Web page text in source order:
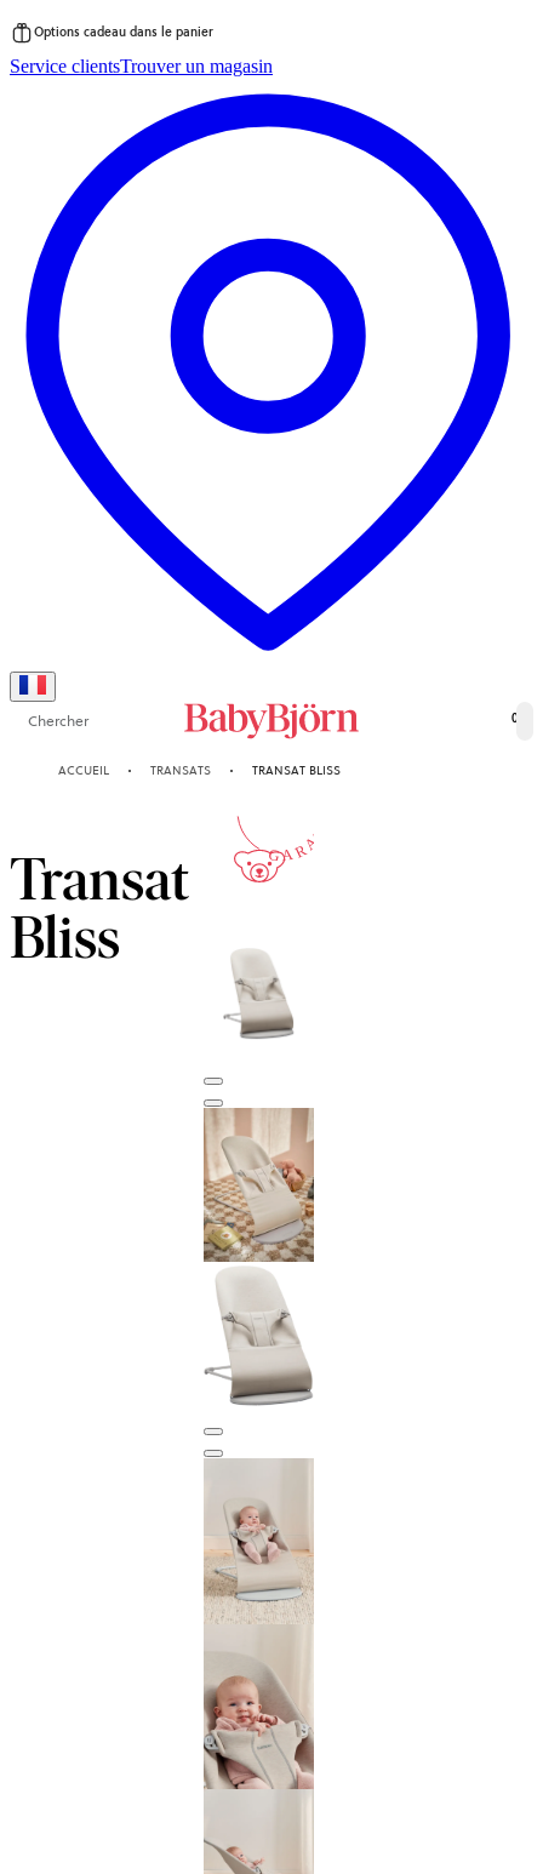
au
Options cadeau dans le panier
Service clientsTrouver un magasin
Chercher 0
ACCUEIL TRANSATS TRANSAT BLISS
Transat
Bliss
10-ANS
GARANTIE